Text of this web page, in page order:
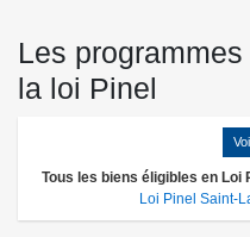
Les
la loi Pinel
Tous les biens éligibles en Loi
Loi Pinel Saint-